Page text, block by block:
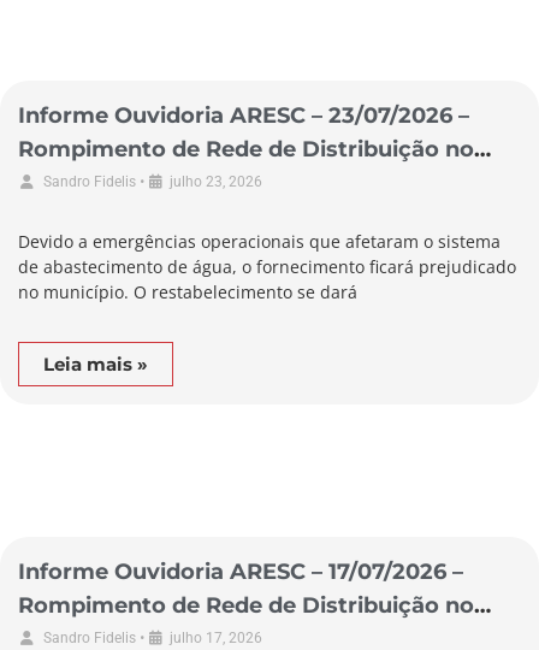
Informe Ouvidoria ARESC – 23/07/2026 –
Rompimento de Rede de Distribuição no
Município de São Lourenço do Oeste
Sandro Fidelis • julho 23, 2026
Devido a emergências operacionais que afetaram o sistema
de abastecimento de água, o fornecimento ficará prejudicado
no município. O restabelecimento se dará
Leia mais »
Informe Ouvidoria ARESC – 17/07/2026 –
Rompimento de Rede de Distribuição no
Município de Garopaba
Sandro Fidelis • julho 17, 2026